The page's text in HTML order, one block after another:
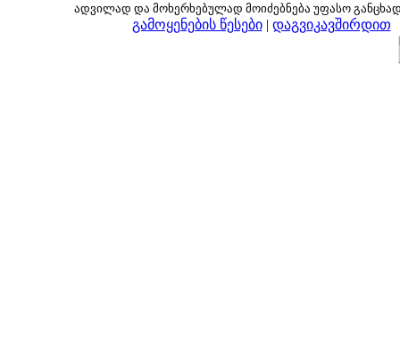
ადვილად და მოხერხებულად მოიძებნება უფასო
გამოყენების წესები| დაგვიკავშირდით